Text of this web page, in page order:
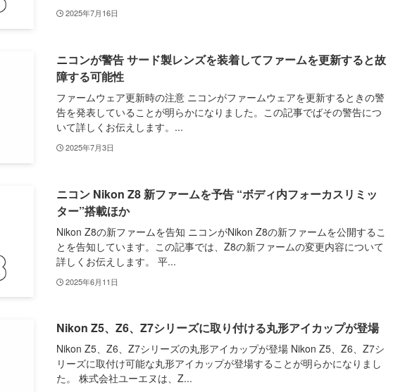
2025年7月16日
ニコンが警告 サード製レンズを装着してファームを更新すると故
障する可能性
ファームウェア更新時の注意 ニコンがファームウェアを更新するときの警
告を発表していることが明らかになりました。この記事でばその警告につ
いて詳しくお伝えします。...
2025年7月3日
ニコン Nikon Z8 新ファームを予告 “ボディ内フォーカスリミッ
ター”搭載ほか
Nikon Z8の新ファームを告知 ニコンがNikon Z8の新ファームを公開するこ
とを告知しています。この記事では、Z8の新ファームの変更内容について
詳しくお伝えします。 平...
2025年6月11日
Nikon Z5、Z6、Z7シリーズに取り付ける丸形アイカップが登場
Nikon Z5、Z6、Z7シリーズの丸形アイカップが登場 Nikon Z5、Z6、Z7シ
リーズに取付け可能な丸形アイカップが登場することが明らかになりまし
た。 株式会社ユーエヌは、Z...